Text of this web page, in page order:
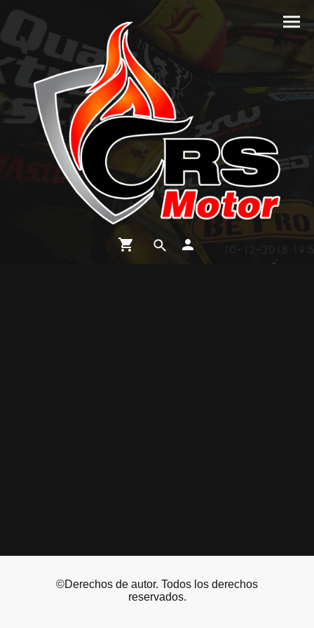
©Derechos de autor. Todos los derechos
reservados.